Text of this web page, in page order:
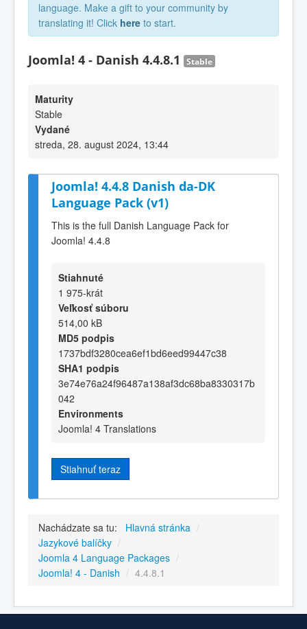
language. Make a gift to your community by
translating it! Click here to start.
Joomla! 4 - Danish 4.4.8.1 Stable
Maturity
Stable
Vydané
streda, 28. august 2024, 13:44
Joomla! 4.4.8 Danish da-DK
Language Pack (v1)
This is the full Danish Language Pack for
Joomla! 4.4.8
Stiahnuté
1 975-krát
Veľkosť súboru
514,00 kB
MD5 podpis
1737bdf3280cea6ef1bd6eed99447c38
SHA1 podpis
3e74e76a24f96487a138af3dc68ba8330317b
042
Environments
Joomla! 4 Translations
Stiahnuť teraz
Nachádzate sa tu: Hlavná stránka /
Jazykové balíčky /
Joomla 4 Language Packages /
Joomla! 4 - Danish / 4.4.8.1